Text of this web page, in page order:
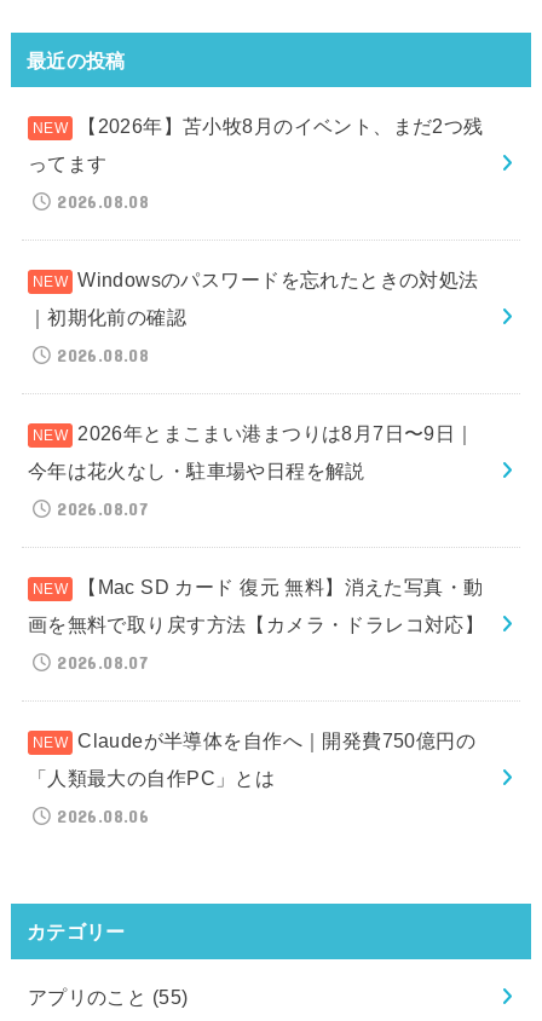
最近の投稿
【2026年】苫小牧8月のイベント、まだ2つ残
ってます
2026.08.08
Windowsのパスワードを忘れたときの対処法
｜初期化前の確認
2026.08.08
2026年とまこまい港まつりは8月7日〜9日｜
今年は花火なし・駐車場や日程を解説
2026.08.07
【Mac SD カード 復元 無料】消えた写真・動
画を無料で取り戻す方法【カメラ・ドラレコ対応】
2026.08.07
Claudeが半導体を自作へ｜開発費750億円の
「人類最大の自作PC」とは
2026.08.06
カテゴリー
アプリのこと (55)